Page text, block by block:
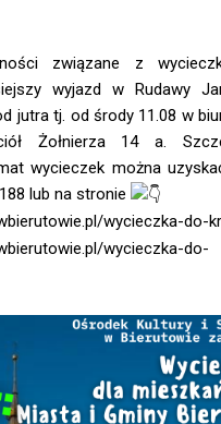
związane z
wyjazd w Rudawy
jutra tj. od środy 11.08 w
Żołnierza 14 a.
wycieczek można
lub na stronie
wycieczka-do-
wycieczka-do-